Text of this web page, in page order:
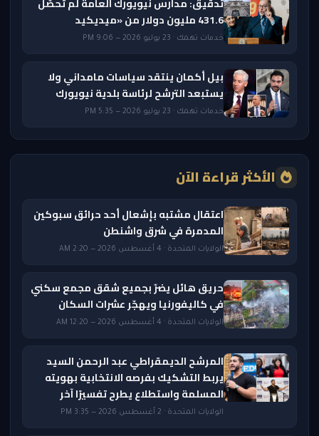
431.6 مليون دولار من «ميديكيد
خدمات تهمك · 23 يوليو 2026 — 9:06 PM
بيل أكمان ينتقد سياسات مامداني ولا
يستبعد الترشح لرئاسة بلدية نيويورك
خدمات تهمك · 23 يوليو 2026 — 5:35 PM
الأكثر قراءة الآن
اعتقال مشتبه بإشعال أحد حرائق سبوكين
المدمرة في شرق واشنطن
الولايات المتحدة · 4 أغسطس 2026 — 2:20 AM
حريق هائل يضرّ بجميع شقق مجمع سكني
في كاليفورنيا ويهجّر عشرات السكان
الولايات المتحدة · 4 أغسطس 2026 — 12:20 AM
المرشح الديمقراطي عبد الرحمن السيد
يربط التشكيك بفرصه الانتخابية بهويته
المسلمة واستطلاع يطرح تفسيرًا آخر
الولايات المتحدة · 2 أغسطس 2026 — 3:35 PM